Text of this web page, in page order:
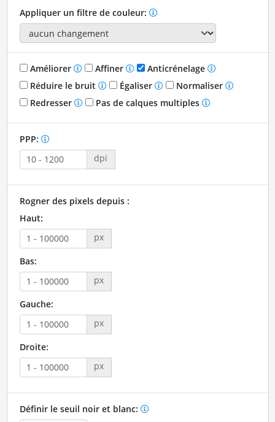
Appliquer un filtre de couleur:
Améliorer Affiner
Anticrénelage
Réduire le bruit
Égaliser
Normaliser
Redresser
Pas de calques multiples
PPP:
dpi
Rogner des pixels depuis :
Haut:
px
Bas:
px
Gauche:
px
Droite:
px
Définir le seuil noir et blanc: